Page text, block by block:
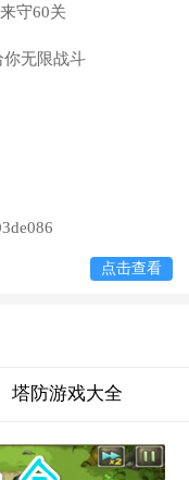
守60关
你无限战斗
点击查看
塔防游戏大全